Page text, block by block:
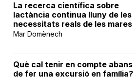
La recerca científica sobre
lactància continua lluny de les
necessitats reals de les mares
Mar Domènech
Què cal tenir en compte abans
de fer una excursió en família?